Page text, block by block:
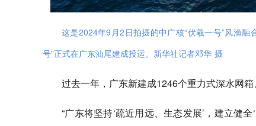
这是2024年9月2日拍摄的中广核“伏羲一号”风渔
号”正式在广东汕尾建成投运。新华社记者邓华 摄
过去一年，广东新建成1246个重力式深水网
“广东将坚持‘疏近用远、生态发展’，建立健